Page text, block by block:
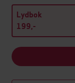
Lydbok
199,-